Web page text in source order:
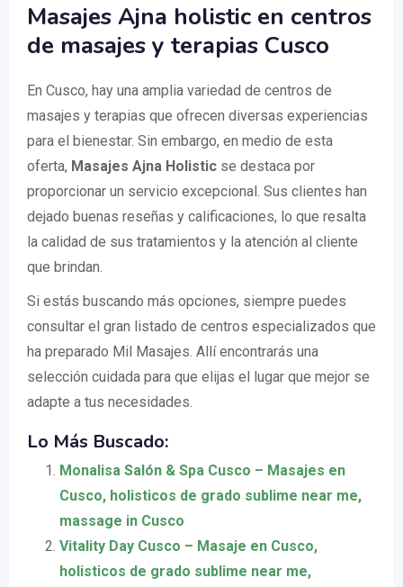
Masajes Ajna holistic en centros
de masajes y terapias Cusco
En Cusco, hay una amplia variedad de centros de
masajes y terapias que ofrecen diversas experiencias
para el bienestar. Sin embargo, en medio de esta
oferta, Masajes Ajna Holistic se destaca por
proporcionar un servicio excepcional. Sus clientes han
dejado buenas reseñas y calificaciones, lo que resalta
la calidad de sus tratamientos y la atención al cliente
que brindan.
Si estás buscando más opciones, siempre puedes
consultar el gran listado de centros especializados que
ha preparado Mil Masajes. Allí encontrarás una
selección cuidada para que elijas el lugar que mejor se
adapte a tus necesidades.
Lo Más Buscado:
Monalisa Salón & Spa Cusco – Masajes en
Cusco, holisticos de grado sublime near me,
massage in Cusco
Vitality Day Cusco – Masaje en Cusco,
holisticos de grado sublime near me,